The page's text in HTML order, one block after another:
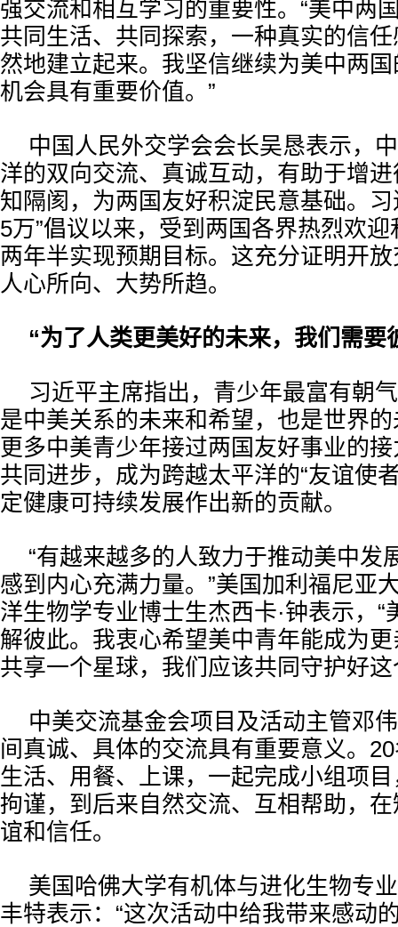
强交流和相互学习的重要性。“美中两
共同生活、共同探索，一种真实的信
然地建立起来。我坚信继续为美中两
机会具有重要价值。”
中国人民外交学会会长吴恳表示，
洋的双向交流、真诚互动，有助于增
知隔阂，为两国友好积淀民意基础。
5万”倡议以来，受到两国各界热烈欢
两年半实现预期目标。这充分证明开
人心所向、大势所趋。
“为了人类更美好的未来，我们需要
习近平主席指出，青少年最富有朝
是中美关系的未来和希望，也是世界
更多中美青少年接过两国友好事业的
共同进步，成为跨越太平洋的“友谊使
定健康可持续发展作出新的贡献。
“有越来越多的人致力于推动美中发
感到内心充满力量。”美国加利福尼亚
洋生物学专业博士生杰西卡·钟表示，“
解彼此。我衷心希望美中青年能成为
共享一个星球，我们应该共同守护好这
中美交流基金会项目及活动主管邓
间真诚、具体的交流具有重要意义。
生活、用餐、上课，一起完成小组项
拘谨，到后来自然交流、互相帮助，
谊和信任。
美国哈佛大学有机体与进化生物专
丰特表示：“这次活动中给我带来感动